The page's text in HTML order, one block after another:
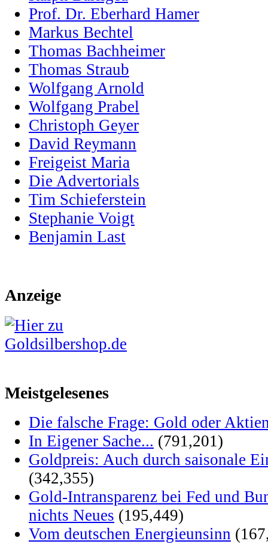
Prof. Dr. Eberhard Hamer
Markus Bechtel
Thomas Bachheimer
Thomas Straub
Wolfgang Arnold
Wolfgang Prabel
Christoph Geyer
David Reymann
Freigeist Maria
Die Advertorials
Tim Schieferstein
Stephanie Voigt
Benjamin Last
Anzeige
Meistgelesenes
Die falsche Frage: Gold oder
In Eigener Sache... (791,201)
Goldpreis: Auch durch saisonale
(342,355)
Gold-Intransparenz bei Fed und
nichts Neues (195,449)
Vom deutschen Energieunsinn